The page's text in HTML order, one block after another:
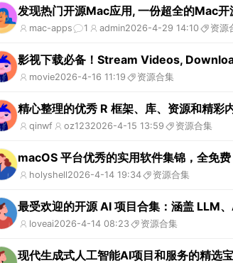
发现热门开源Mac应用, 一份超全的Mac
mac-apps 1 admin2026-4-29 14:10 资源
影视下载必备！Stream Videos,
movie2026-4-16 11:19 资源合集
精心整理的优秀 R 框架、库、资源和精彩
qinwf oz1232026-4-15 13:59 资源合集
macOS 平台优秀的实用软件集锦，全免费
holyshell2026-4-14 19:34 资源合集
最受欢迎的开源 AI 项目合集：涵盖 LLM
loveai2026-4-14 08:23 资源合集
现代生成式人工智能AI项目和服务的精选